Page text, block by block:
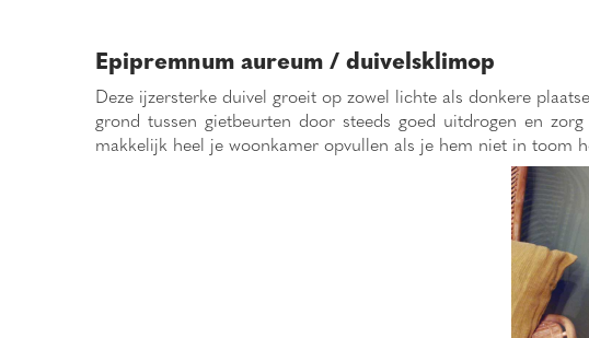
Epipremnum aureum / duivelsklimop
Deze ijzersterke duivel groeit op zowel lichte als donkere
grond tussen gietbeurten door steeds goed uitdrogen en
makkelijk heel je woonkamer opvullen als je hem niet in toom